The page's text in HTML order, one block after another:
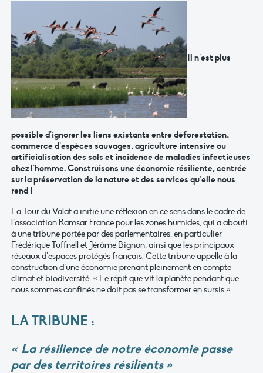
Il n’est plus
possible d’ignorer les liens existants entre déforestation,
commerce d’espèces sauvages, agriculture intensive ou
artificialisation des sols et incidence de maladies infectieuses
chez l’homme. Construisons une économie résiliente, centrée
sur la préservation de la nature et des services qu’elle nous
rend !
La Tour du Valat a initié une réflexion en ce sens dans le cadre de
l’association Ramsar France pour les zones humides, qui a abouti
à une tribune portée par des parlementaires, en particulier
Frédérique Tuffnell et Jérôme Bignon, ainsi que les principaux
réseaux d’espaces protégés français. Cette tribune appelle à la
construction d’une économie prenant pleinement en compte
climat et biodiversité. « Le répit que vit la planète pendant que
nous sommes confinés ne doit pas se transformer en sursis ».
LA TRIBUNE :
« La résilience de notre économie passe
par des territoires résilients »